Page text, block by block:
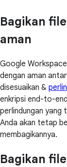
Bagikan
aman
Google
dengan aman
disesuaikan &
enkripsi end-to-
perlindungan yang
Anda akan tetap
membagikannya.
Bagikan